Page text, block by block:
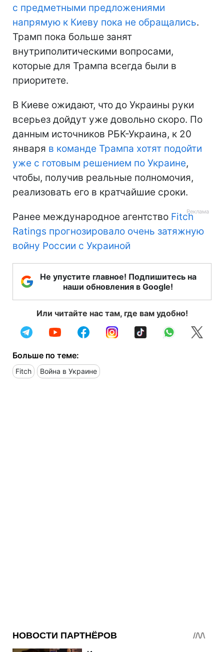
с предметными предложениями
напрямую к Киеву пока не обращались.
Трамп пока больше занят
внутриполитическими вопросами,
которые для Трампа всегда были в
приоритете.
В Киеве ожидают, что до Украины руки
всерьез дойдут уже довольно скоро. По
данным источников РБК-Украина, к 20
января в команде Трампа хотят подойти
уже с готовым решением по Украине,
чтобы, получив реальные полномочия,
реализовать его в кратчайшие сроки.
Ранее международное агентство Fitch
Ratings прогнозировало очень затяжную
войну России с Украиной
Не упустите главное! Подпишитесь на
наши обновления в Google!
Или читайте нас там, где вам удобно!
Больше по теме:
Fitch Война в Украине